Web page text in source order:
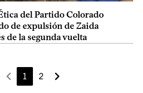
del Partido Colorado
de expulsión de Zaida
de la segunda vuelta
1 2